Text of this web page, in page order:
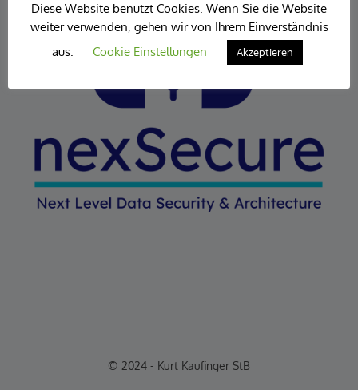
© 2024 - Kurt Kaufinger StB
Diese Website benutzt Cookies. Wenn Sie die Website
weiter verwenden, gehen wir von Ihrem Einverständnis
aus.
Cookie Einstellungen Akzeptieren